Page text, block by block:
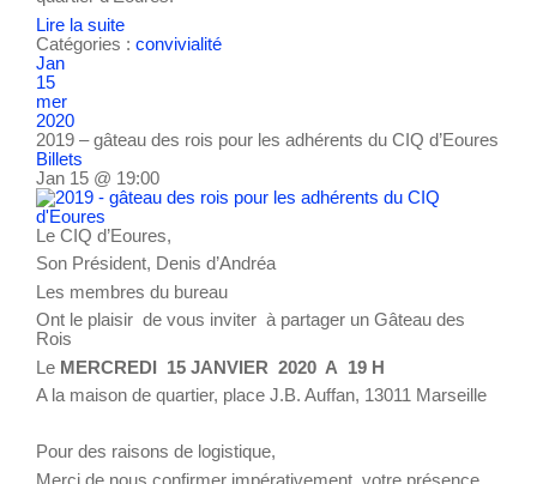
Lire la suite
Catégories : convivialité
Jan
15
mer
2020
2019 – gâteau des rois pour les adhérents du CIQ d’Eoures
Billets
Jan 15 @ 19:00
Le CIQ d’Eoures,
Son Président, Denis d’Andréa
Les membres du bureau
Ont le plaisir de vous inviter à partager un Gâteau des
Rois
Le MERCREDI 15 JANVIER 2020 A 19 H
A la maison de quartier, place J.B. Auffan, 13011 Marseille
Pour des raisons de logistique,
Merci de nous confirmer impérativement votre présence